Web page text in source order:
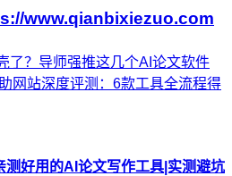
www.qianbixiezuo.com
了？导师强推这几个AI论文软件
网站深度评测：6款工具全流程得
测好用的AI论文写作工具|实测避坑